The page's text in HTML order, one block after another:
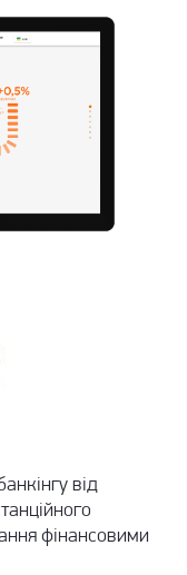
від
фінансовими